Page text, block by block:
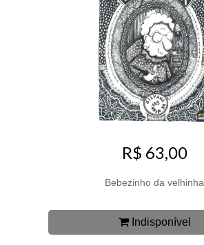
R$ 63,00
Bebezinho da velhinha
Indisponível